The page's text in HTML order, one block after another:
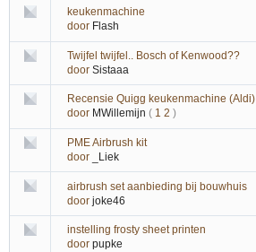
keukenmachine
door Flash
Twijfel twijfel.. Bosch of Kenwood??
door Sistaaa
Recensie Quigg keukenmachine (Aldi)
door MWillemijn ( 1 2 )
PME Airbrush kit
door
_Liek
airbrush set aanbieding bij bouwhuis
door joke46
instelling frosty sheet printen
door pupke